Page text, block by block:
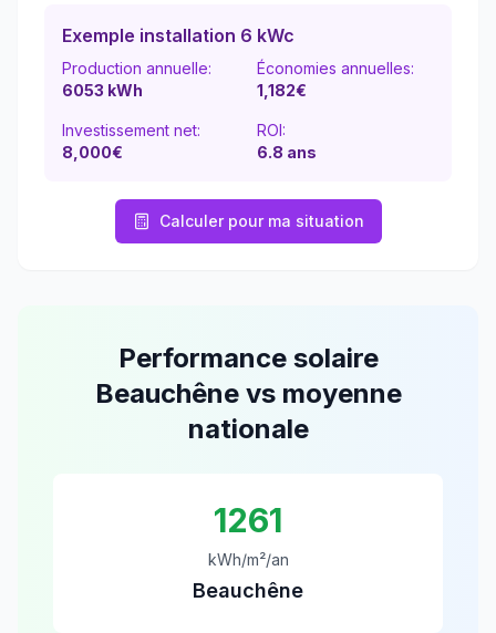
Exemple installation 6 kWc
Production annuelle:
6053 kWh
Économies annuelles:
1,182€
Investissement net:
8,000€
ROI:
6.8 ans
Calculer pour ma situation
Performance solaire
Beauchênevs moyenne
nationale
1261
kWh/m²/an
Beauchêne